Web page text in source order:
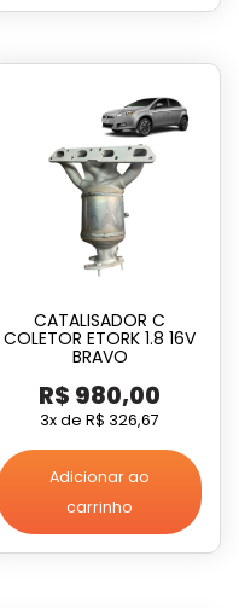
CATALISADOR C
COLETOR ETORK 1.8 16V
BRAVO
R$ 980,00
3x deR$ 326,67
Adicionar ao
carrinho